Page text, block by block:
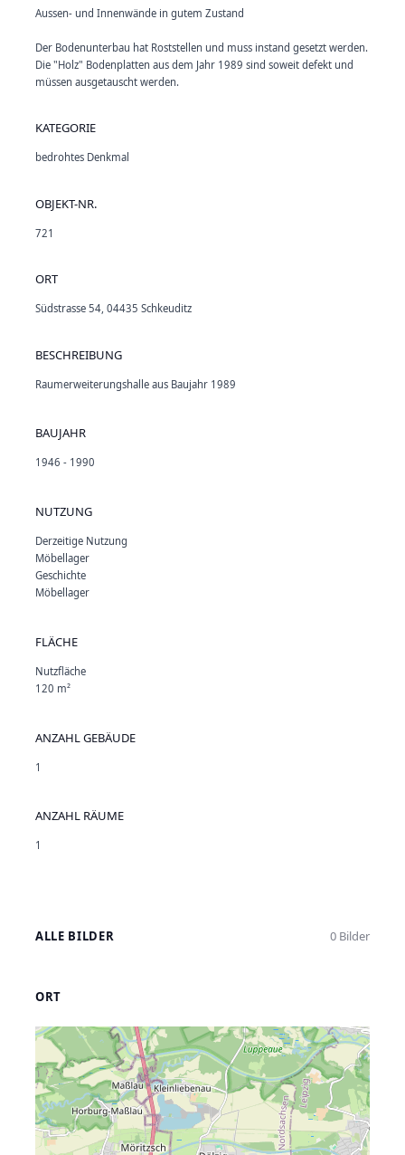
Aussen- und Innenwände in gutem Zustand
Der Bodenunterbau hat Roststellen und muss instand gesetzt werden.
Die "Holz" Bodenplatten aus dem Jahr 1989 sind soweit defekt und
müssen ausgetauscht werden.
KATEGORIE
bedrohtes Denkmal
OBJEKT-NR.
721
ORT
Südstrasse 54, 04435 Schkeuditz
BESCHREIBUNG
Raumerweiterungshalle aus Baujahr 1989
BAUJAHR
1946 - 1990
NUTZUNG
Derzeitige Nutzung
Möbellager
Geschichte
Möbellager
FLÄCHE
Nutzfläche
120 m²
ANZAHL GEBÄUDE
1
ANZAHL RÄUME
1
ALLE BILDER 0 Bilder
ORT